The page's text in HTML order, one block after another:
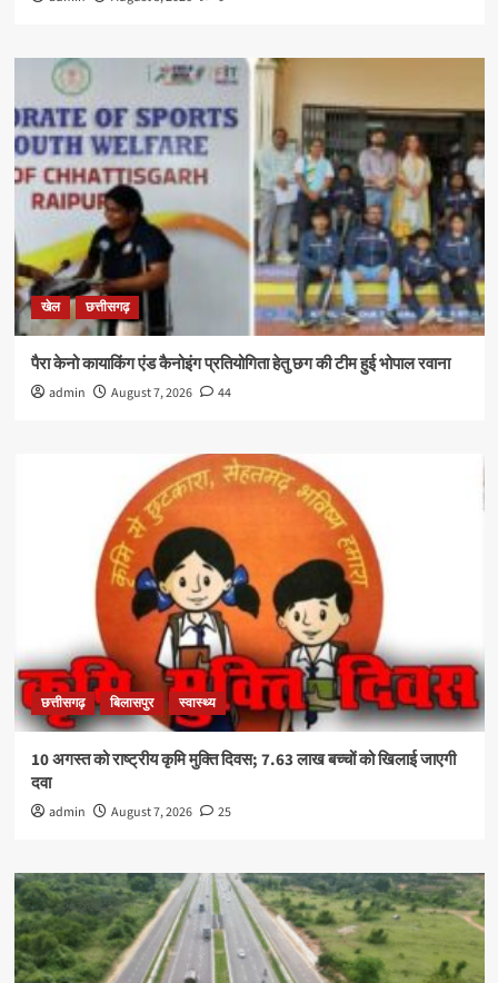
खेल छत्तीसगढ़
पैरा केनो कायाकिंग एंड कैनोइंग प्रतियोगिता हेतु छग की टीम हुई भोपाल रवाना
admin August 7, 2026 44
छत्तीसगढ़ बिलासपुर स्वास्थ्य
10 अगस्त को राष्ट्रीय कृमि मुक्ति दिवस; 7.63 लाख बच्चों को खिलाई जाएगी
दवा
admin August 7, 2026 25